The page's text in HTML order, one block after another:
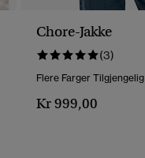
Chore-Jakke
(3)
Flere Farger Tilgjengelig
Kr 999,00